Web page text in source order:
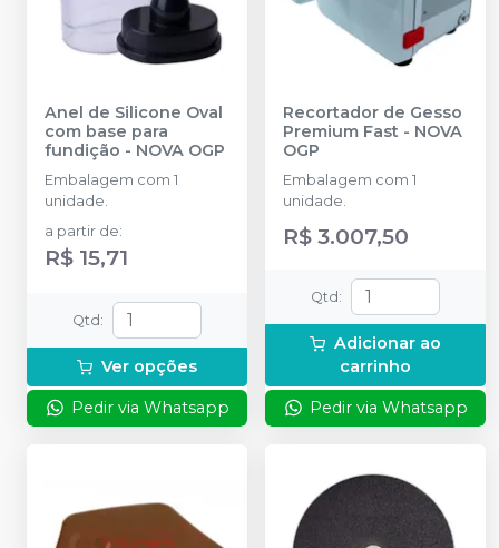
Anel de Silicone Oval
com base para
fundição - NOVA OGP
Embalagem com 1
unidade.
a partir de:
R$ 15,71
Qtd :
Ver opções
Pedir via Whatsapp
Recortador de Gesso
Premium Fast - NOVA
OGP
Embalagem com 1
unidade.
R$ 3.007,50
Qtd :
Adicionar ao
carrinho
Pedir via Whatsapp